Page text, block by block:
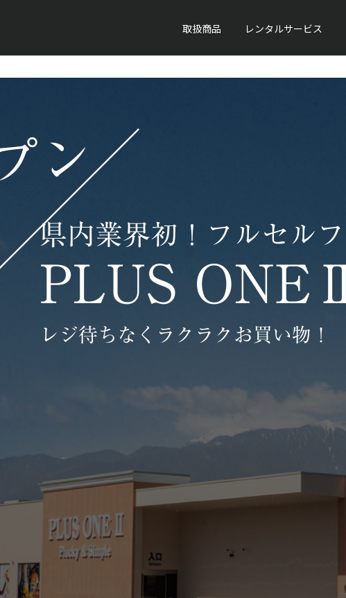
取扱商品 レンタルサービス